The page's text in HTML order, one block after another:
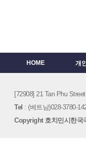
HOME 개
[72908] 21 Tan Phu
Tel : (베트남)028-3780-
Copyright 호치민시한국